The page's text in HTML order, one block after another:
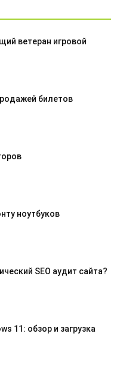
ветеран игровой
билетов
ноутбуков
SEO аудит сайта?
11: обзор и загрузка